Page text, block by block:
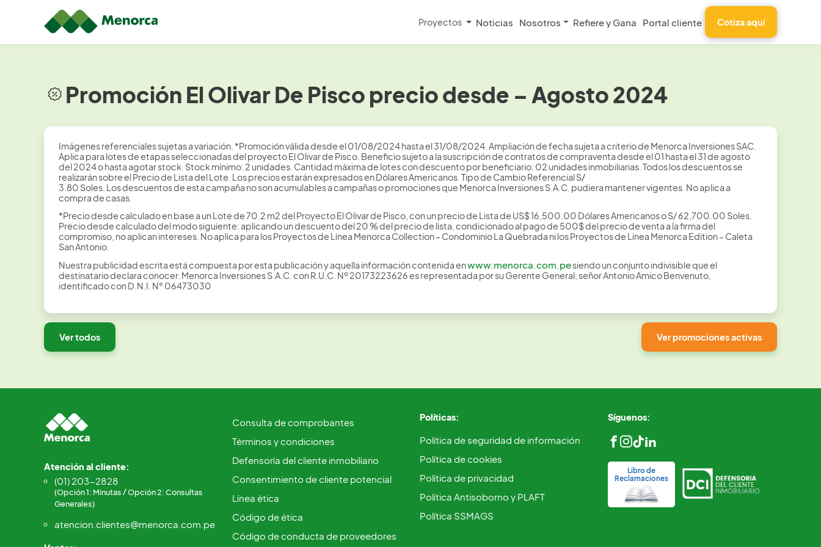
Proyectos Noticias Nosotros Refiere y Gana Portal cliente Cotiza aquí
Promoción El Olivar De Pisco precio desde – Agosto 2024
Imágenes referenciales sujetas a variación. *Promoción válida desde el 01/08/2024 hasta el 31/08/2024. Ampliación de fecha sujeta a criterio de Menorca Inversiones SAC.
Aplica para lotes de etapas seleccionadas del proyecto El Olivar de Pisco. Beneficio sujeto a la suscripción de contratos de compraventa desde el 01 hasta el 31 de agosto
del 2024 o hasta agotar stock. Stock mínimo: 2 unidades. Cantidad máxima de lotes con descuento por beneficiario: 02 unidades inmobiliarias. Todos los descuentos se
realizarán sobre el Precio de Lista del Lote. Los precios estarán expresados en Dólares Americanos. Tipo de Cambio Referencial S/
3.80 Soles. Los descuentos de esta campaña no son acumulables a campañas o promociones que Menorca Inversiones S.A.C. pudiera mantener vigentes. No aplica a
compra de casas.
*Precio desde calculado en base a un Lote de 70.2 m2 del Proyecto El Olivar de Pisco, con un precio de Lista de US$ 16,500.00 Dólares Americanos o S/ 62,700.00 Soles.
Precio desde calculado del modo siguiente: aplicando un descuento del 20 % del precio de lista, condicionado al pago de 500$ del precio de venta a la firma del
compromiso, no aplican intereses. No aplica para los Proyectos de Línea Menorca Collection – Condominio La Quebrada ni los Proyectos de Línea Menorca Edition – Caleta
San Antonio.
Nuestra publicidad escrita está compuesta por esta publicación y aquella información contenida enwww.menorca.com.pesiendo un conjunto indivisible que el
destinatario declara conocer. Menorca Inversiones S.A.C. con R.U.C. Nº 20173223626 es representada por su Gerente General, señor Antonio Amico Benvenuto,
identificado con D.N.I. N° 06473030
Ver todos Ver promociones activas
Atención al cliente:
(01) 203-2828
(Opción 1: Minutas / Opción 2: Consultas
Generales)
atencion.clientes@menorca.com.pe
Consulta de comprobantes
Términos y condiciones
Defensoría del cliente inmobiliario
Consentimiento de cliente potencial
Línea ética
Código de ética
Código de conducta de proveedores
Políticas:
Política de seguridad de información
Política de cookies
Política de privacidad
Política Antisoborno y PLAFT
Política SSMAGS
Síguenos:
Libro de
Reclamaciones